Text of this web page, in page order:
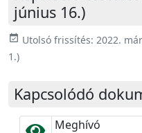
június 16.)
event_available Utolsó frissítés: 2022.
1.)
Kapcsolódó
Meghívó